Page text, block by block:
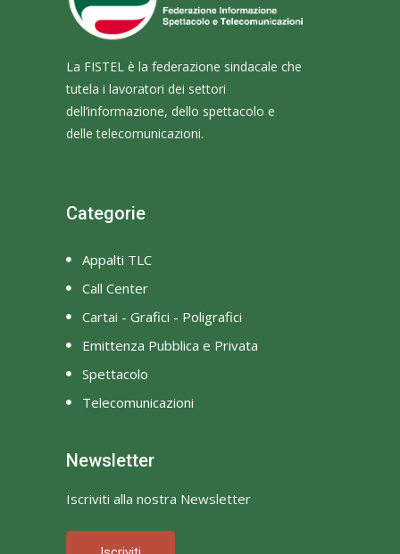
La FISTEL è la federazione sindacale che
tutela i lavoratori dei settori
dell’informazione, dello spettacolo e
delle telecomunicazioni.
Categorie
Appalti TLC
Call Center
Cartai - Grafici - Poligrafici
Emittenza Pubblica e Privata
Spettacolo
Telecomunicazioni
Newsletter
Iscriviti alla nostra Newsletter